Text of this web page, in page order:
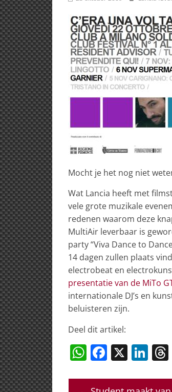
Mocht je het nog niet
Wat Lancia heeft met
vele grote muzikale
redenen waarom deze
MultiAir leverbaar is
party “Viva Dance to
14 dagen zullen plaats
electrobeat en
presentatie van de MiTo
internationale DJ’s en
beluisteren zijn.
Deel dit artikel:
W
at
F
c
X Li
k